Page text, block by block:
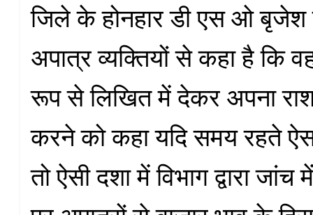
जिले के होनहार डी एस ओ
अपात्र व्यक्तियों से कहा है कि
रूप से लिखित में देकर अपना
करने को कहा यदि समय रहते
तो ऐसी दशा में विभाग द्वारा